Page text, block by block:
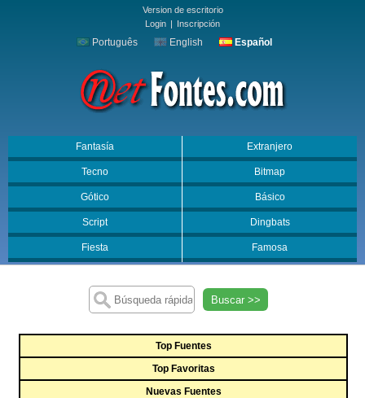
Version de escritorio
Login | Inscripción
Português English Español
Fantasía Extranjero
Tecno Bitmap
Gótico Básico
Script Dingbats
Fiesta Famosa
Buscar >>
Top Fuentes
Top Favoritas
Nuevas Fuentes